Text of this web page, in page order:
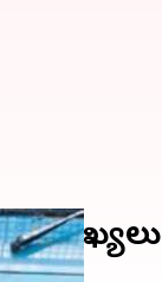
వ్యాఖ్యలు